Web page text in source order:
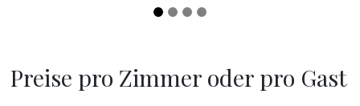
Preise pro Zimmer oder pro Gast